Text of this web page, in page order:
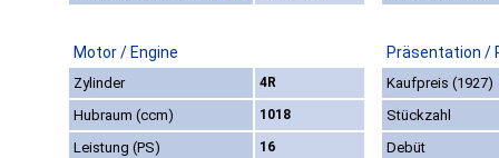
Motor / Engine Präsentation /
Zylinder 4R
Kaufpreis (1927)
Hubraum (ccm)
1018
Stückzahl
Leistung (PS)
16
Debüt